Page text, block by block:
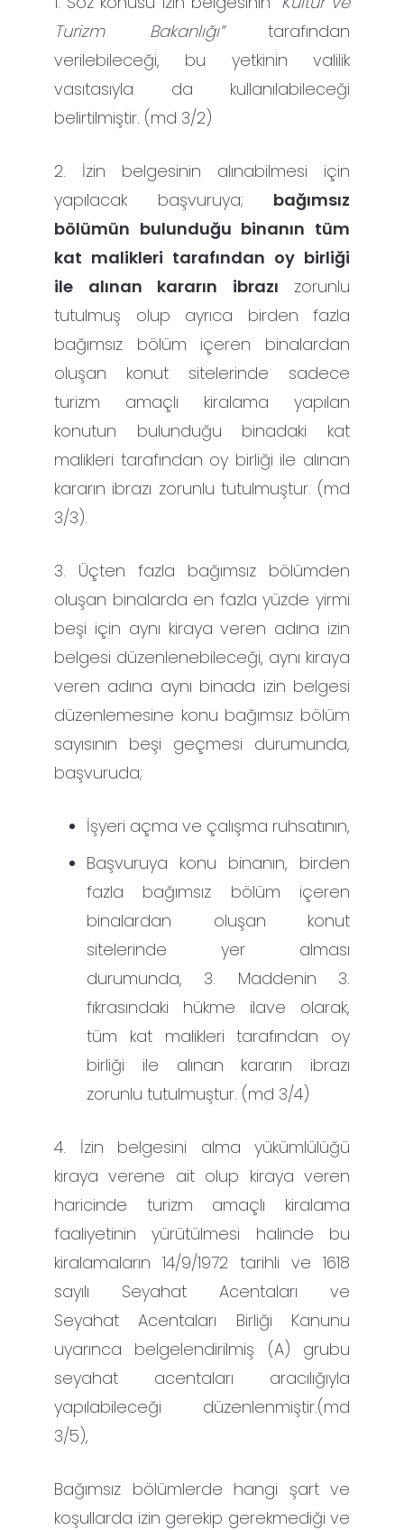
Turizm Bakanlığı”tarafından
verilebileceği, bu yetkinin valilik
vasıtasıyla da kullanılabileceği
belirtilmiştir. (md 3/2)
2. İzin belgesinin alınabilmesi için
yapılacak başvuruya; bağımsız
bölümün bulunduğu binanın tüm
kat malikleri tarafından oy birliği
ile alınan kararın ibrazı zorunlu
tutulmuş olup ayrıca birden fazla
bağımsız bölüm içeren binalardan
oluşan konut sitelerinde sadece
turizm amaçlı kiralama yapılan
konutun bulunduğu binadaki kat
malikleri tarafından oy birliği ile alınan
kararın ibrazı zorunlu tutulmuştur. (md
3/3).
3. Üçten fazla bağımsız bölümden
oluşan binalarda en fazla yüzde yirmi
beşi için aynı kiraya veren adına izin
belgesi düzenlenebileceği, aynı kiraya
veren adına aynı binada izin belgesi
düzenlemesine konu bağımsız bölüm
sayısının beşi geçmesi durumunda,
başvuruda;
İşyeri açma ve çalışma ruhsatının,
Başvuruya konu binanın, birden
fazla bağımsız bölüm içeren
binalardan oluşan konut
sitelerinde yer alması
durumunda, 3. Maddenin 3.
fıkrasındaki hükme ilave olarak,
tüm kat malikleri tarafından oy
birliği ile alınan kararın ibrazı
zorunlu tutulmuştur. (md 3/4)
4. İzin belgesini alma yükümlülüğü
kiraya verene ait olup kiraya veren
haricinde turizm amaçlı kiralama
faaliyetinin yürütülmesi halinde bu
kiralamaların 14/9/1972 tarihli ve 1618
sayılı Seyahat Acentaları ve
Seyahat Acentaları Birliği Kanunu
uyarınca belgelendirilmiş (A) grubu
seyahat acentaları aracılığıyla
yapılabileceği düzenlenmiştir.(md
3/5),
Bağımsız bölümlerde hangi şart ve
koşullarda izin gerekip gerekmediği ve